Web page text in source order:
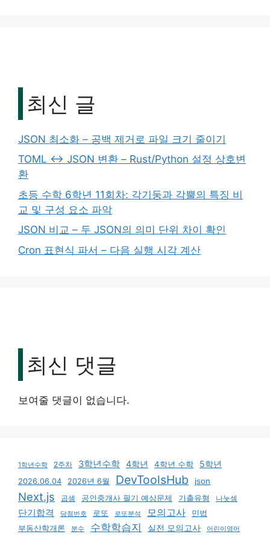
최신 글
JSON 최소화 – 공백 제거로 파일 크기 줄이기
TOML ↔ JSON 변환 – Rust/Python 설정 상호변
환
초등 수학 6학년 11회차: 각기둥과 각뿔의 특징 비
교 및 구성 요소 파악
JSON 비교 – 두 JSON의 의미 단위 차이 확인
Cron 표현식 파서 – 다음 실행 시각 계산
최신 댓글
보여줄 댓글이 없습니다.
1학년수학 2주차 3학년수학 4학년 4학년 수학 5학년
2026.06.04 2026년 6월 DevToolsHub json
Next.js 곱셈 공인중개사 필기 예상문제 기출유형 나눗셈
단기합격 당첨번호 로또 로또분석 모의고사
민법
부동산학개론
분수 수학학습지 실전 모의고사
어린이영어